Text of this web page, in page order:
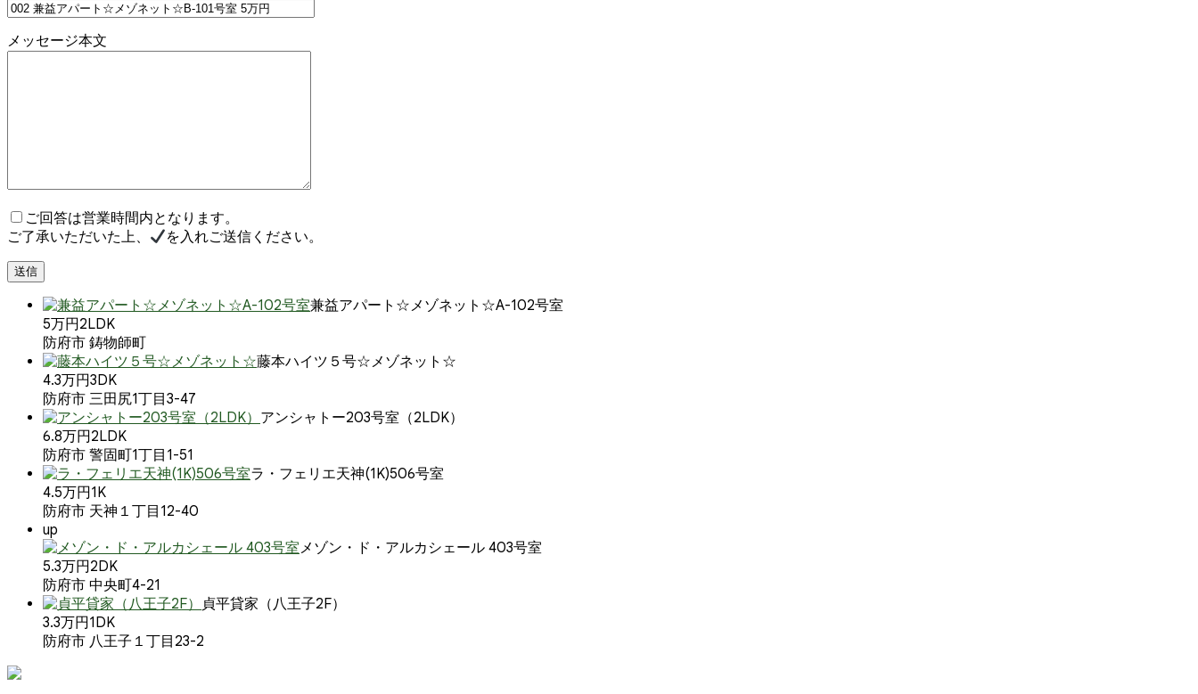
メッセージ本文
ご回答は営業時間内となります。
ご了承いただいた上、
を入れご送信ください。
兼益アパート☆メゾネット☆A-102号室
5万円 2LDK
防府市 鋳物師町
藤本ハイツ５号☆メゾネット☆
4.3万円3DK
防府市 三田尻1丁目3-47
アンシャトー203号室（2LDK）
6.8万円 2LDK
防府市 警固町1丁目1-51
ラ・フェリエ天神(1K)506号室
4.5万円 1K
防府市 天神１丁目12-40
up
メゾン・ド・アルカシェール 403号室
5.3万円 2DK
防府市 中央町4-21
貞平貸家（八王子2F）
3.3万円 1DK
防府市 八王子１丁目23-2